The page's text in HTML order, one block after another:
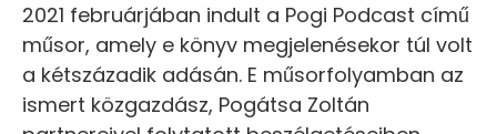
2021 februárjában indult a Pogi Podcast című
műsor, amely e könyv megjelenésekor túl volt
a kétszázadik adásán. E műsorfolyamban az
ismert közgazdász, Pogátsa Zoltán